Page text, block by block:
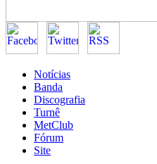
Notícias
Banda
Discografia
Turnê
MetClub
Fórum
Site